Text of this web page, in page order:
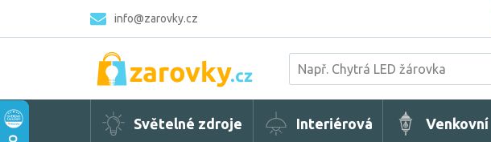
info@zarovky.cz
Světelné zdroje Interiérová Venkovní